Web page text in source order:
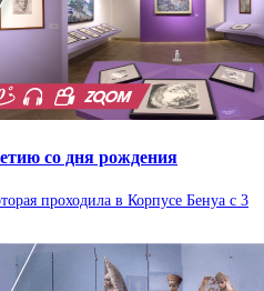
со дня рождения
проходила в Корпусе Бенуа с 3